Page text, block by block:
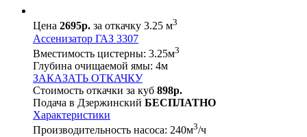
Цена 2695р. за откачку 3.25 м3
Ассенизатор ГАЗ 3307
Вместимость цистерны: 3.25м3
Глубина очищаемой ямы: 4м
ЗАКАЗАТЬ ОТКАЧКУ
Стоимость откачки за куб 898р.
Подача в Дзержинский БЕСПЛАТНО
Характеристики
Производительность насоса: 240м3/ч